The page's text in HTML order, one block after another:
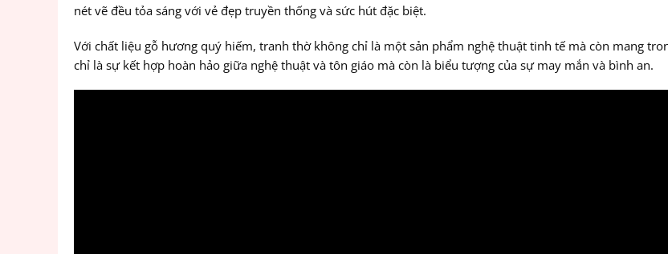
nét vẽ đều tỏa sáng với vẻ đẹp truyền thống và sức hút đặc biệt.
Với chất liệu gỗ hương quý hiếm, tranh thờ không chỉ là một sản phẩm nghệ thuật tinh tế mà còn mang
chỉ là sự kết hợp hoàn hảo giữa nghệ thuật và tôn giáo mà còn là biểu tượng của sự may mắn và bình an.